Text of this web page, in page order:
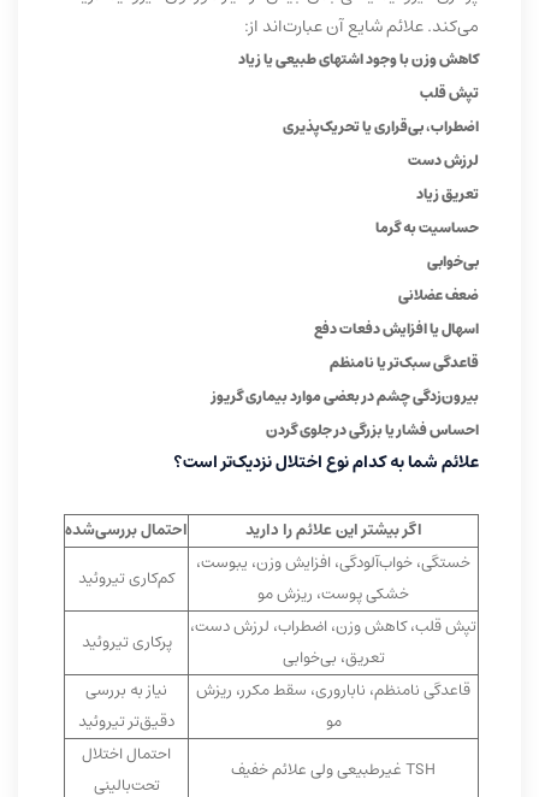
می‌کند. علائم شایع آن عبارت‌اند از:
کاهش وزن با وجود اشتهای طبیعی یا زیاد
تپش قلب
اضطراب، بی‌قراری یا تحریک‌پذیری
لرزش دست
تعریق زیاد
حساسیت به گرما
بی‌خوابی
ضعف عضلانی
اسهال یا افزایش دفعات دفع
قاعدگی سبک‌تر یا نامنظم
بیرون‌زدگی چشم در بعضی موارد بیماری گریوز
احساس فشار یا بزرگی در جلوی گردن
علائم شما به کدام نوع اختلال نزدیک‌تر است؟
اگر بیشتر این علائم را دارید
احتمال بررسی‌شده
خستگی، خواب‌آلودگی، افزایش وزن، یبوست،
خشکی پوست، ریزش مو
کم‌کاری تیروئید
تپش قلب، کاهش وزن، اضطراب، لرزش دست،
تعریق، بی‌خوابی
پرکاری تیروئید
قاعدگی نامنظم، ناباروری، سقط مکرر، ریزش
مو
نیاز به بررسی
دقیق‌تر تیروئید
TSH غیرطبیعی ولی علائم خفیف
احتمال اختلال
تحت‌بالینی